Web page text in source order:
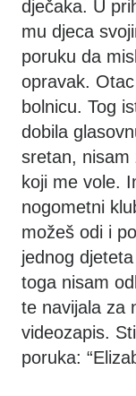
dječaka. U
mu djeca
poruku da
opravak.
bolnicu. Tog
dobila
sretan, nisam
koji me vole.
nogometni
možeš odi i
jednog
toga nisam
te navijala za
videozapis.
poruka: